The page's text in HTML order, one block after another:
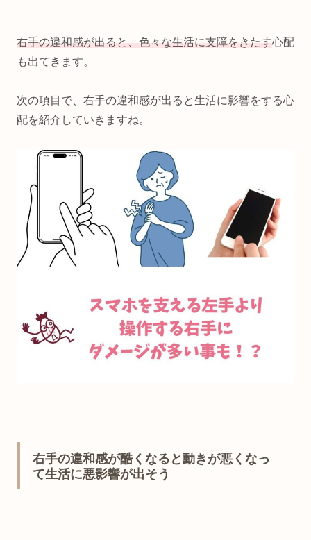
右手の違和感が出ると、色々な生活に支障をきたす心配
も出てきます。
次の項目で、右手の違和感が出ると生活に影響をする心
配を紹介していきますね。
右手の違和感が酷くなると動きが悪くなっ
て生活に悪影響が出そう